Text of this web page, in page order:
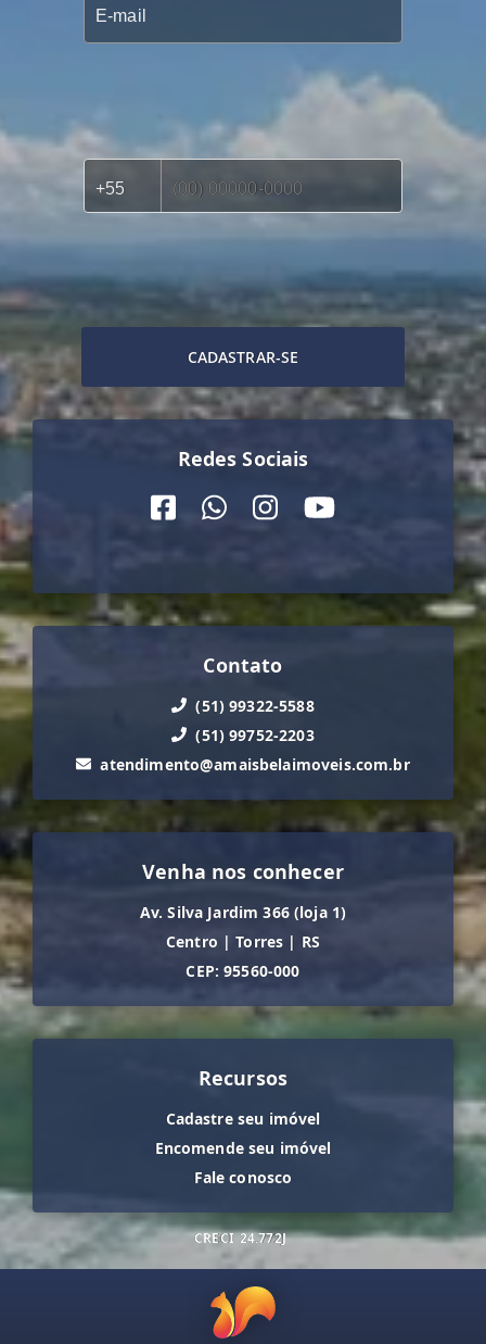
CADASTRAR-SE
Redes Sociais
Contato
(51) 99322-5588
(51) 99752-2203
atendimento@amaisbelaimoveis.com.br
Venha nos conhecer
Av. Silva Jardim 366 (loja 1)
Centro | Torres | RS
CEP: 95560-000
Recursos
Cadastre seu imóvel
Encomende seu imóvel
Fale conosco
CRECI 24.772J